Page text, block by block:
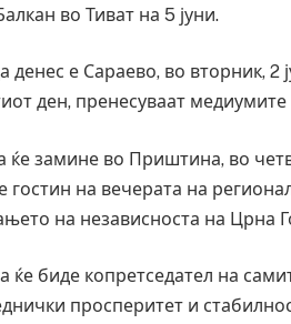
во Тиват на 5 јуни.
денес е Сараево, во вторник, 2
ден, пренесуваат
ќе замине во Приштина, во
гостин на вечерата на
на независноста на Црна
ќе биде копретседател на
просперитет и